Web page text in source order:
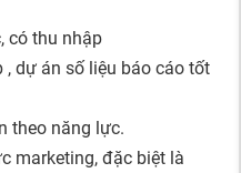
có thu nhập
dự án số liệu báo cáo tốt
theo năng lực.
marketing, đặc biệt là